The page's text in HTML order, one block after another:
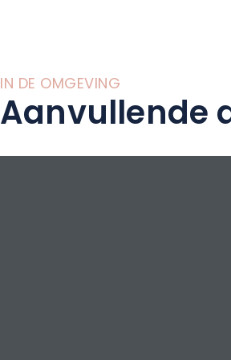
De grote zaal op
IN DE OMGEVING
Aanvullende